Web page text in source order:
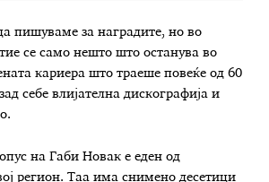
пишуваме за наградите, но во
се само нешто што останува во
кариера што траеше повеќе од 60
себе влијателна дискографија и
на Габи Новак е еден од
регион. Таа има снимено десетици